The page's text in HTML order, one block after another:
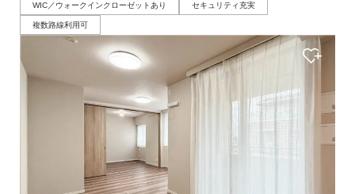
WIC／ウォークインクローゼットあり セキュリティ充実
複数路線利用可